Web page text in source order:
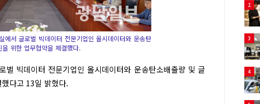
에서 글로벌 빅데이터 전문기업인 올시데이터와 운송탄
위한 업무협약을 체결했다.
벌 빅데이터 전문기업인 올시데이터와 운송탄소배출량 및 글
다고 13일 밝혔다.
2
3
4